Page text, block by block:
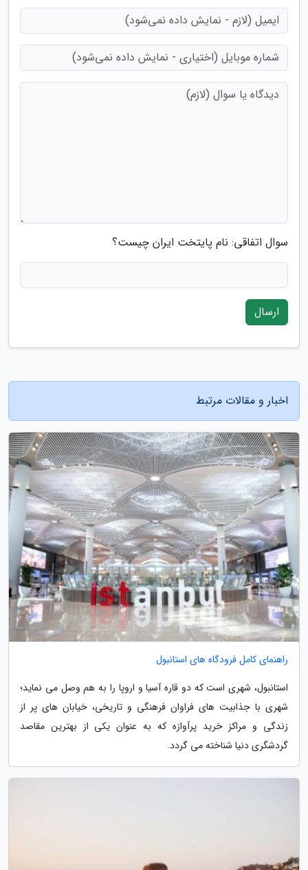
سوال اتفاقی: نام پایتخت ایران چیست؟
ارسال
اخبار و مقالات مرتبط
راهنمای کامل فرودگاه های استانبول
استانبول، شهری است که دو قاره آسیا و اروپا را به هم وصل می نماید؛
شهری با جذابیت های فراوان فرهنگی و تاریخی، خیابان های پر از
زندگی و مراکز خرید پرآوازه که به عنوان یکی از بهترین مقاصد
گردشگری دنیا شناخته می گردد.